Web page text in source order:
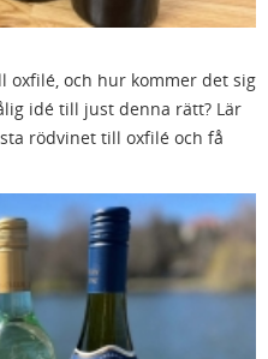
oxfilé, och hur kommer det sig
idé till just denna rätt? Lär
rödvinet till oxfilé och få